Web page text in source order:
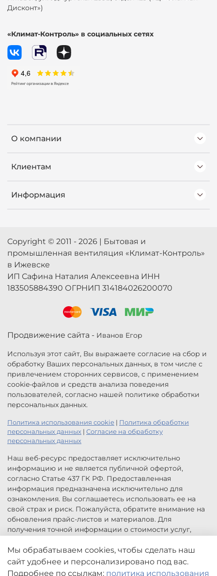
О компании
Клиентам
Информация
Дисконт»)
«Климат-Контроль» в социальных сетях
Copyright © 2011 - 2026 | Бытовая и
промышленная вентиляция «Климат-Контроль»
в Ижевске
ИП Сафина Наталия Алексеевна ИНН
183505884390 ОГРНИП 314184026200070
Продвижение сайта - Иванов Егор
Используя этот сайт, Вы выражаете согласие на сбор и
обработку Ваших персональных данных, в том числе с
привлечением сторонних сервисов, с применением
cookie-файлов и средств анализа поведения
пользователей, согласно нашей политике обработки
персональных данных.
Политика использования cookie | Политика обработки
персональных данных | Согласие на обработку
персональных данных
Наш веб-ресурс предоставляет исключительно
информацию и не является публичной офертой,
согласно Статье 437 ГК РФ. Предоставленная
информация предназначена исключительно для
ознакомления. Вы соглашаетесь использовать ее на
свой страх и риск. Пожалуйста, обратите внимание на
обновления прайс-листов и материалов. Для
получения точной информации о стоимости услуг,
заказа услуг заполните форму обратной связи.
Цены, указанные на сайте приведены как справочная
информация и не являются публичной офертой. Могут
Мы обрабатываем cookies, чтобы сделать наш
сайт удобнее и персонализировано под вас.
Подробнее по ссылкам: политика использования